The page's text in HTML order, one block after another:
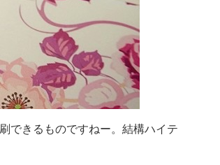
できるものですねー。結構ハイテ